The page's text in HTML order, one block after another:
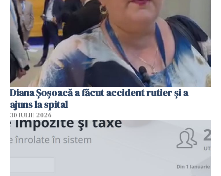
Diana Șoșoacă a făcut accident rutier și a
ajuns la spital
30 IULIE 2026